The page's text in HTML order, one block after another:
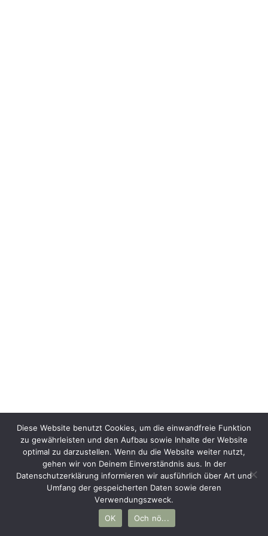
Diese Website benutzt Cookies, um die einwandfreie Funktion
zu gewährleisten und den Aufbau sowie Inhalte der Website
optimal zu darzustellen. Wenn du die Website weiter nutzt,
gehen wir von Deinem Einverständnis aus. In der
Datenschutzerklärung informieren wir ausführlich über Art und
Umfang der gespeicherten Daten sowie deren
Verwendungszweck.
OK
Och nö...